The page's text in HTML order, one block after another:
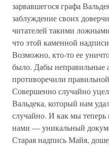
зарвавшегося графа
заблуждение своих
читателей такими
что этой каменной
Возможно, кто-то ее
было. Дабы неправильные
противоречили
Совершенно случайно
Вальдека, который нам
случайно. И как мы
нами — уникальный
Старая надпись Майя,